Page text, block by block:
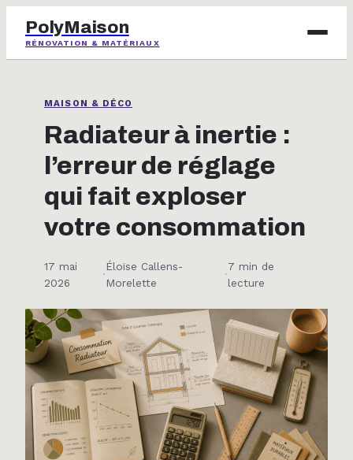
PolyMaison
RÉNOVATION & MATÉRIAUX
IMMOBILIER
JARDINAGE
MAISON & DÉCO
MAISON & DÉCO
Radiateur à inertie :
l’erreur de réglage
qui fait exploser
votre consommation
17 mai
2026
·
Éloïse Callens-
Morelette
·
7 min de
lecture